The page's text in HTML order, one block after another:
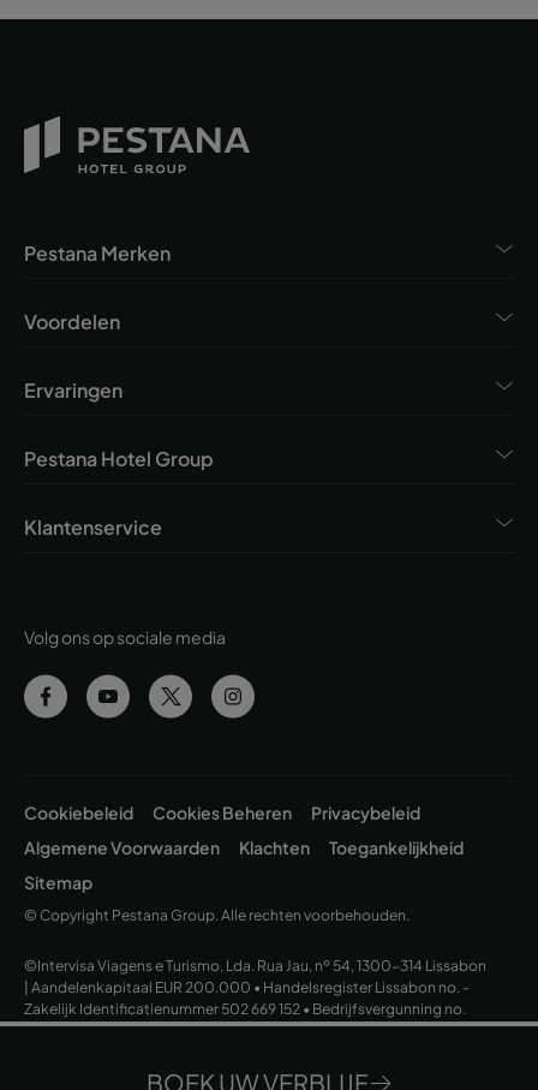
BOEK UW VERBLIJF
Volg ons op sociale media
Pestana Merken
Voordelen
Ervaringen
Pestana Hotel Group
Klantenservice
Cookiebeleid Cookies Beheren
Privacybeleid
Algemene Voorwaarden
Klachten
Toegankelijkheid
Sitemap
© Copyright Pestana Group. Alle rechten voorbehouden.
©Intervisa Viagens e Turismo, Lda. Rua Jau, nº 54, 1300-314 Lissabon
| Aandelenkapitaal EUR 200.000 • Handelsregister Lissabon no. -
Zakelijk Identificatienummer 502 669 152 • Bedrijfsvergunning no.
163/1962